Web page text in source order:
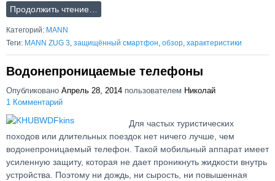
Продолжить чтение…
Категорий: MANN
Теги: MANN ZUG 3 защищённый смартфон обзор характеристики
Водонепроницаемые телефоны
Опубликовано Апрель 28, 2014 пользователем Николай
1 Комментарий
Для частых туристических
походов или длительных поездок нет ничего лучше, чем
водонепроницаемый телефон. Такой мобильный аппарат имеет
усиленную защиту, которая не дает проникнуть жидкости внутрь
устройства. Поэтому ни дождь, ни сырость, ни повышенная